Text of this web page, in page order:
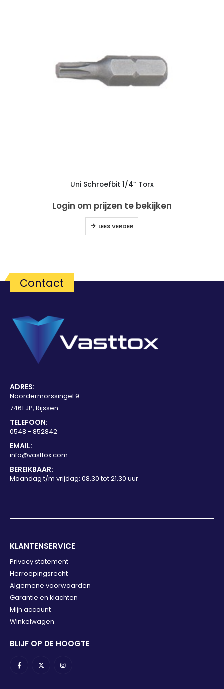
Uni Schroefbit 1/4” Torx
Login om prijzen te bekijken
LEES VERDER
Contact
ADRES:
Noordermorssingel 9
7461 JP, Rijssen
TELEFOON:
0548 - 852842
EMAIL:
info@vasttox.com
BEREIKBAAR:
Maandag t/m vrijdag: 08.30 tot 21.30 uur
KLANTENSERVICE
Privacy statement
Herroepingsrecht
Algemene voorwaarden
Garantie en klachten
Mijn account
Winkelwagen
BLIJF OP DE HOOGTE